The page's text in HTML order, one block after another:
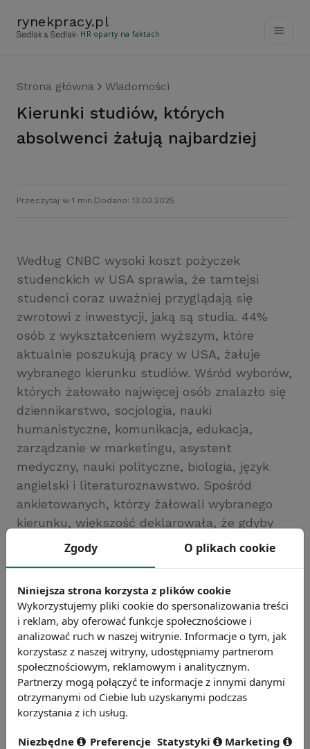
rynekpracy.pl
- HR oparty na faktach
Strona główna Wiadomości
Kierunki studiów, których
absolwenci żałują najbardziej
Przeczytaj w 1 min. Dodano: 13.03.2025
Według CNBC wysoki koszt pożyczek
studenckich w USA sprawia, że tamtejsi
studenci coraz uważniej przyglądają się
zwrotowi z inwestycji, jaką są studia. 44%
osób z wykształceniem wyższym, które
aktualnie poszukują pracy w USA, żałuje
wybranego kierunku studiów. Wśród wyborów,
których żałowało najwięcej osób znalazło się
dziennikarstwo, socjologia, nauki
humanistyczne, komunikacja, edukacja,
zarządzanie w marketingu, asystent
medyczny, nauki polityczne, biologia, język
angielski i literaturoznawstwo. Spośród
ankietowanych, którzy żałowali wybranego
kierunku, większość deklarowała, że gdyby
mogli cofnąć czas, ich wybór padłby na
Chcesz wiedzieć więcej?
Zobacz więcej wiadomości
Zgody O plikach cookie
Niniejsza strona korzysta z plików cookie
Wykorzystujemy pliki cookie do spersonalizowania treści
i reklam, aby oferować funkcje społecznościowe i
analizować ruch w naszej witrynie. Informacje o tym, jak
korzystasz z naszej witryny, udostępniamy partnerom
społecznościowym, reklamowym i analitycznym.
Partnerzy mogą połączyć te informacje z innymi danymi
otrzymanymi od Ciebie lub uzyskanymi podczas
korzystania z ich usług.
Niezbędne Preferencje Statystyki Marketing